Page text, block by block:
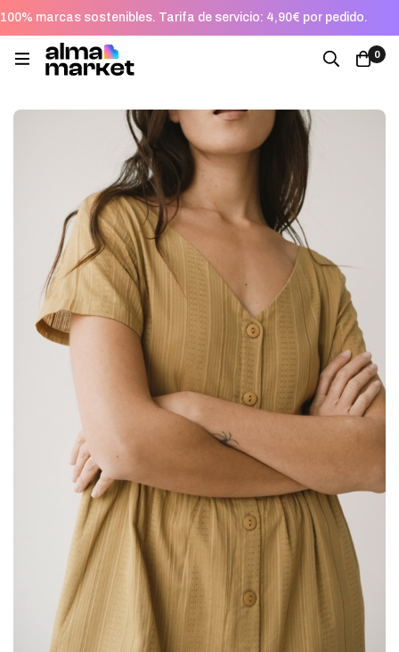
100% marcas sostenibles. Tarifa de servicio: 4,90€ por pedido.
0